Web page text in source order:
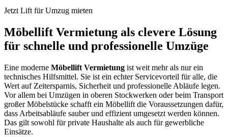
Jetzt Lift für Umzug mieten
Möbellift Vermietung als clevere Lösung
für schnelle und professionelle Umzüge
Eine moderne Möbellift Vermietung ist weit mehr als nur ein
technisches Hilfsmittel. Sie ist ein echter Servicevorteil für alle, die
Wert auf Zeitersparnis, Sicherheit und professionelle Abläufe legen.
Vor allem bei Umzügen in oberen Stockwerken oder beim Transport
großer Möbelstücke schafft ein Möbellift die Voraussetzungen dafür,
dass Arbeitsabläufe sauber und effizient umgesetzt werden können.
Das gilt sowohl für private Haushalte als auch für gewerbliche
Einsätze.